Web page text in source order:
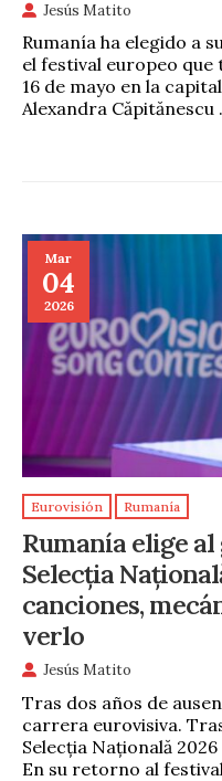
Jesús Matito
Rumanía ha elegido a
el festival europeo que
16 de mayo en la
Alexandra Căpitănescu
Mar
04
2026
Eurovisión Rumanía
Rumanía elige al
Selecția
canciones,
verlo
Jesús Matito
Tras dos años de
carrera eurovisiva.
Selecția Națională
En su retorno al